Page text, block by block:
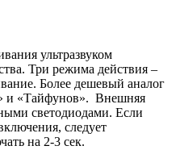
ультразвуком
Три режима действия –
Более дешевый аналог
и «Тайфунов». Внешняя
светодиодами. Если
следует
на 2-3 сек.